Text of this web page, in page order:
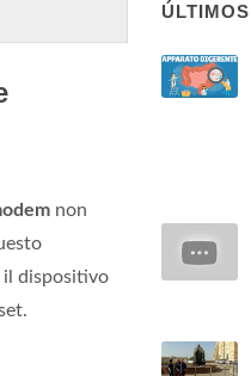
non
il dispositivo